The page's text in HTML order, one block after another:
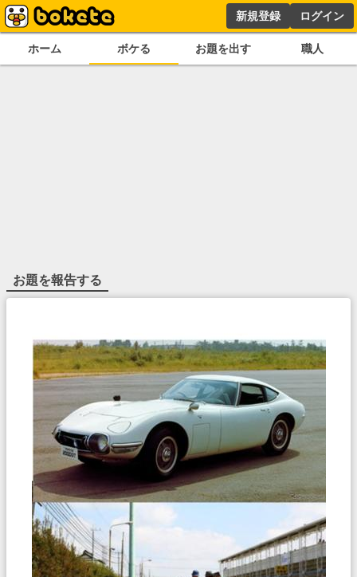
新規登録 ログイン
ホーム ボケる お題を出す 職人
お題を報告する